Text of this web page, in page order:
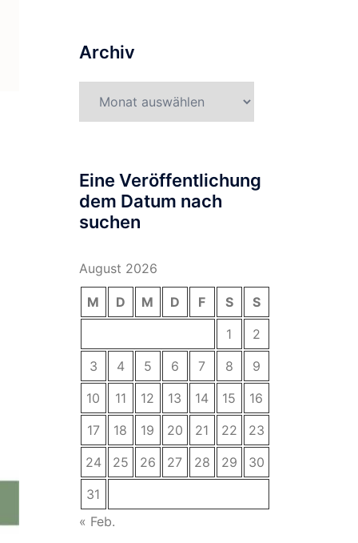
Archiv
Eine Veröffentlichung
dem Datum nach
suchen
August 2026
M D M D F S
S
1
2
3
4 5 6 7 8
9
10
11 12 13 14 15
16
17
18 19 20 21 22
23
24
25 26 27 28 29
30
31
« Feb.